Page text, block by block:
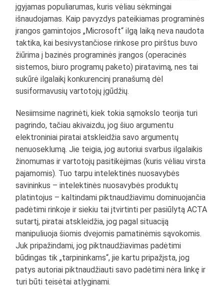
įgyjamas populiarumas, kuris vėliau sėkmingai
išnaudojamas. Kaip pavyzdys pateikiamas programinės
įrangos gamintojos „Microsoft“ ilgą laiką neva naudota
taktika, kai besivystančiose rinkose pro pirštus buvo
žiūrima į bazinės programinės įrangos (operacinės
sistemos, biuro programų paketo) piratavimą, nes tai
sukūrė ilgalaikį konkurencinį pranašumą dėl
susiformavusių vartotojų įgūdžių.
Nesiimsime nagrinėti, kiek tokia sąmokslo teorija turi
pagrindo, tačiau akivaizdu, jog šiuo argumentu
elektroniniai piratai atskleidžia savo argumentų
nenuoseklumą. Jie teigia, jog autoriui svarbus ilgalaikis
žinomumas ir vartotojų pasitikėjimas (kuris vėliau virsta
pajamomis). Tuo tarpu intelektinės nuosavybės
savininkus – intelektinės nuosavybės produktų
platintojus – kaltindami piktnaudžiavimu dominuojančia
padėtimi rinkoje ir siekiu tai įtvirtinti per pasiūlytą ACTA
sutartį, piratai atskleidžia, jog pagal situaciją
manipuliuoja šiomis dvejomis pamatinėmis sąvokomis.
Juk pripažindami, jog piktnaudžiavimas padėtimi
būdingas tik „tarpininkams“, jie kartu pripažįsta, jog
patys autoriai piktnaudžiauti savo padėtimi nėra linkę ir
turi būti teisėtai atlyginami.